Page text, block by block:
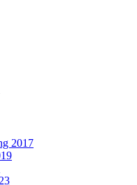
2017